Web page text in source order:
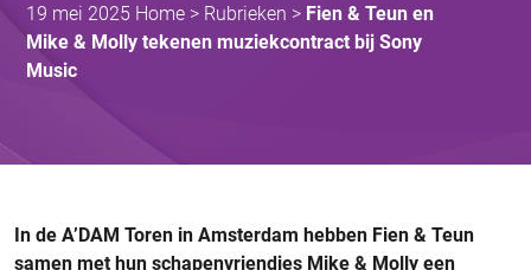
19 mei 2025 Home > Rubrieken > Fien & Teun en
Mike & Molly tekenen muziekcontract bij Sony
Music
In de A’DAM Toren in Amsterdam hebben Fien & Teun
samen met hun schapenvriendjes Mike & Molly een